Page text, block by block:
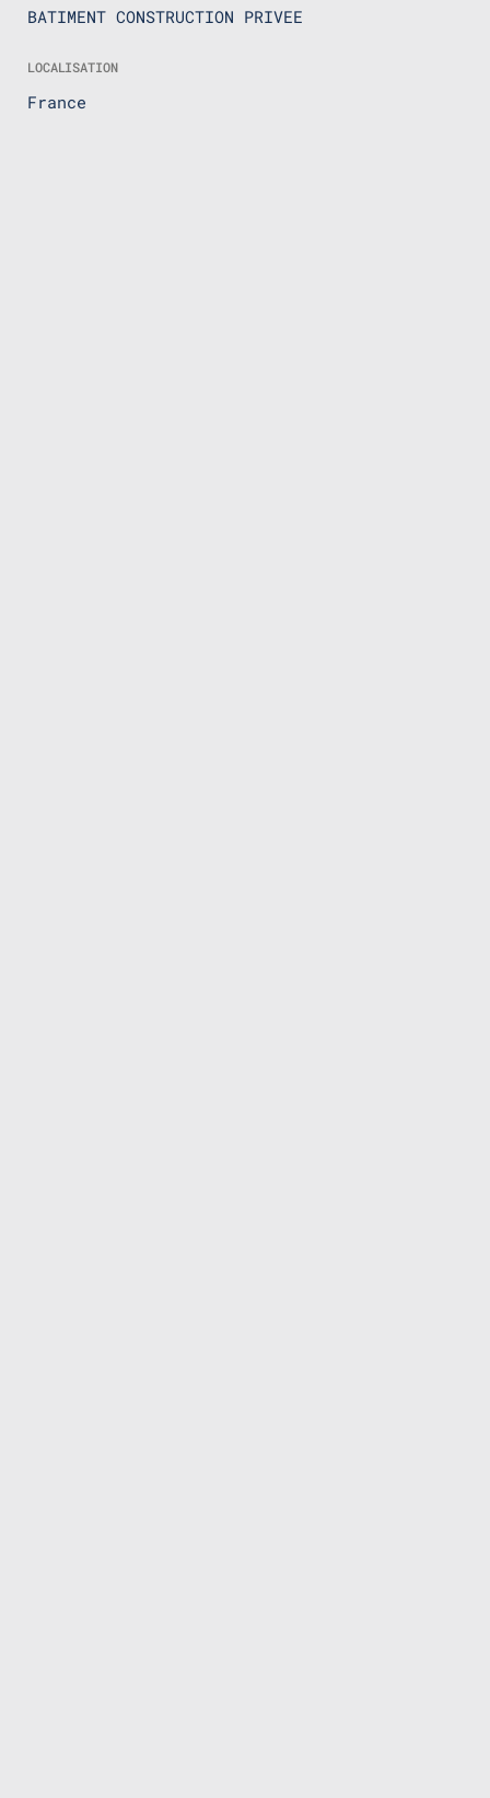
BATIMENT CONSTRUCTION PRIVEE
LOCALISATION
France